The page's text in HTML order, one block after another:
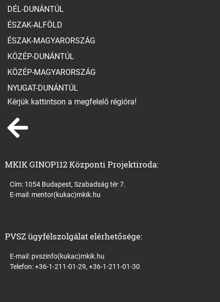
DÉL-DUNÁNTÚL
ÉSZAK-ALFÖLD
ÉSZAK-MAGYARORSZÁG
KÖZÉP-DUNÁNTÚL
KÖZÉP-MAGYARORSZÁG
NYUGAT-DUNÁNTÚL
Kérjük kattintson a megfelelő régióra!
MKIK GINOP112 Központi Projektiroda:
Cím: 1054 Budapest, Szabadság tér 7.
E-mail: mentor(kukac)mkik.hu
PVSZ ügyfélszolgálat elérhetősége:
E-mail: pvszinfo(kukac)mkik.hu
Telefon: +36-1-211-01-29, +36-1-211-01-30